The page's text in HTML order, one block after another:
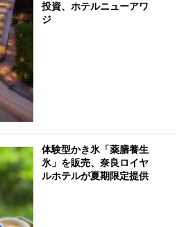
投資、ホテルニューアワ
ジ
体験型かき氷「薬膳養生
氷」を販売、奈良ロイヤ
ルホテルが夏期限定提供